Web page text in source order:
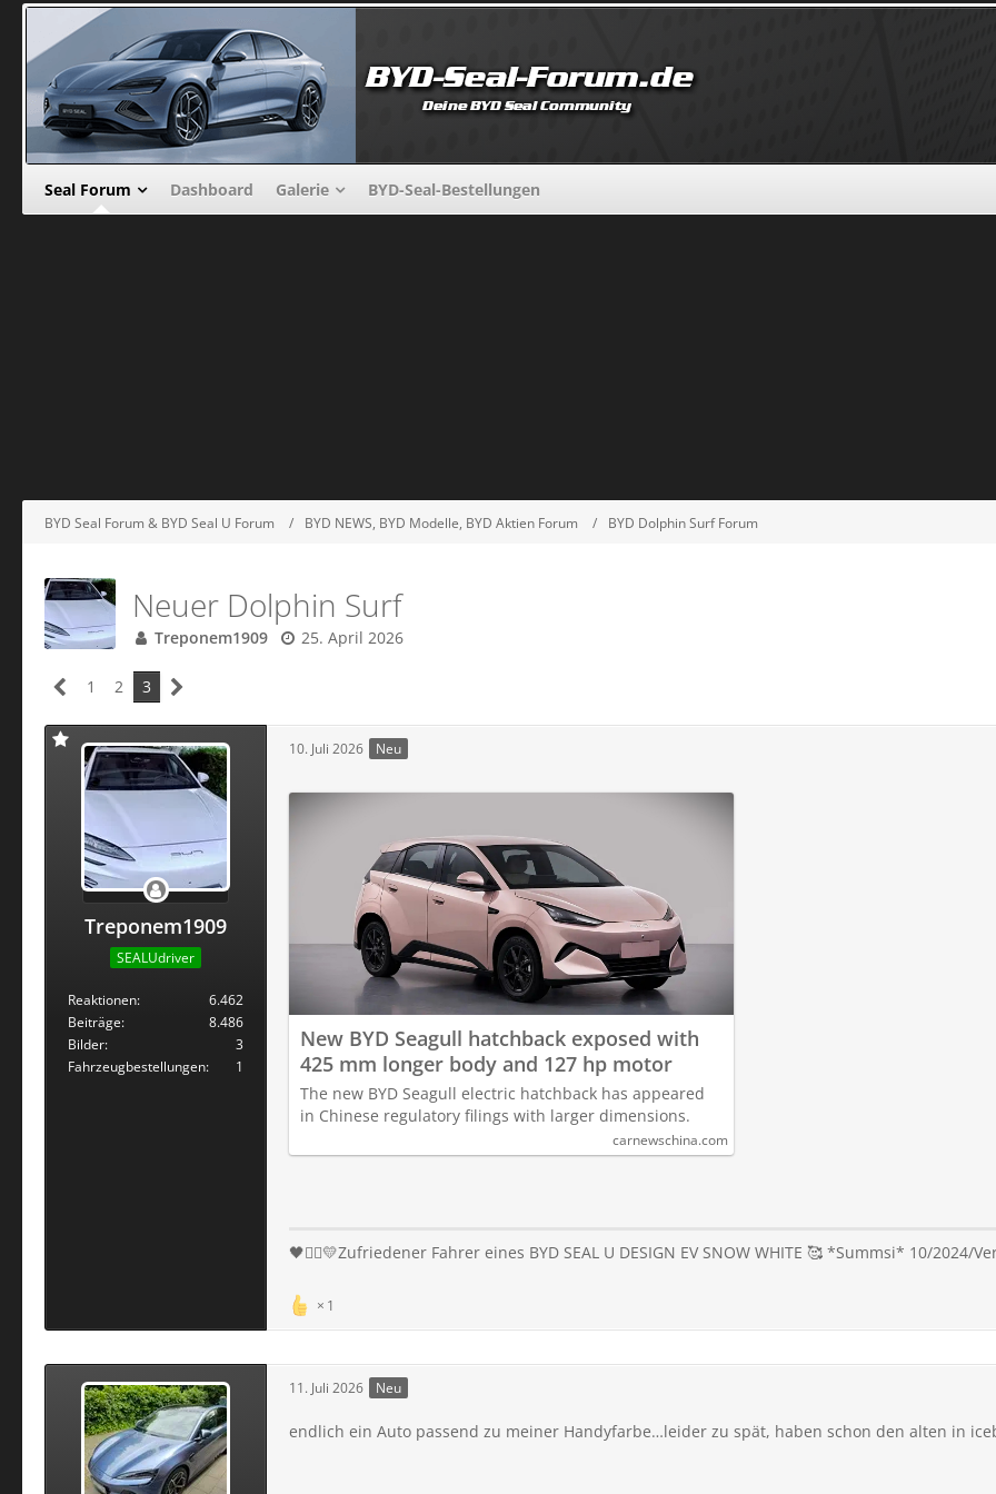
Seal Forum Dashboard Galerie BYD-Seal-Bestellungen
BYD Seal Forum & BYD Seal U Forum BYD NEWS, BYD Modelle, BYD Aktien Forum BYD Dolphin Surf Forum
Neuer Dolphin Surf
Treponem1909 25. April 2026
1 2 3
Treponem1909
SEALUdriver
Reaktionen
6.462
Beiträge
8.486
Bilder
3
Fahrzeugbestellungen
1
10. Juli 2026 Neu
New BYD Seagull hatchback exposed with
425 mm longer body and 127 hp motor
The new BYD Seagull electric hatchback has appeared
in Chinese regulatory filings with larger dimensions.
carnewschina.com
🖤❤️‍🔥💛Zufriedener Fahrer eines BYD SEAL U DESIGN EV SNOW WHITE 🥰 *Summsi* 10/2024/
1
11. Juli 2026 Neu
endlich ein Auto passend zu meiner Handyfarbe…leider zu spät, haben schon den alten in